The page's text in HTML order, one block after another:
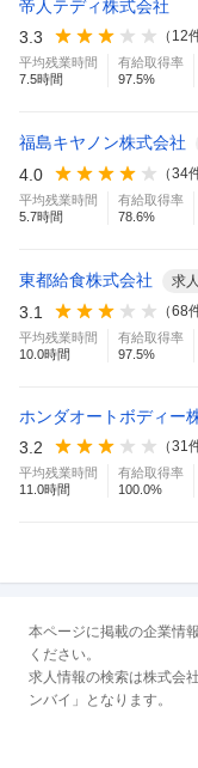
帝人テディ株式会社
3.3
（ 12
平均残業時間
7.5時間
有給取得率
97.5%
福島キヤノン株式会社
4.0 （34
平均残業時間
5.7時間
有給取得率
78.6%
東都給食株式会社 求
3.1 （68
平均残業時間
10.0時間
有給取得率
97.5%
ホンダオートボディー
3.2
（31
平均残業時間
11.0時間
有給取得率
100.0%
本ページに掲載の企業情
ください。
求人情報の検索は株式会
ンバイ」となります。